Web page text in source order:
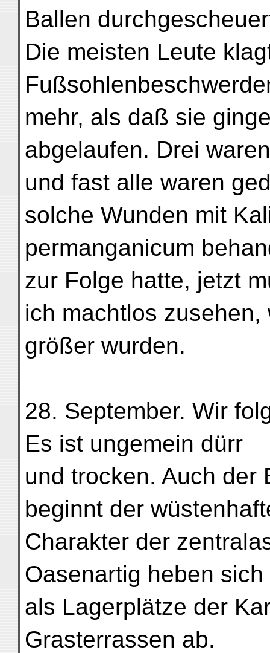
Ballen
Die meisten Leute
mehr, als daß sie
abgelaufen. Drei
und fast alle waren
solche Wunden mit
permanganicum
zur Folge hatte, jetzt
ich machtlos
größer wurden.
28. September. Wir
Es ist ungemein dürr
und trocken. Auch der
beginnt der
Charakter der
Oasenartig heben sich
als Lagerplätze der
Grasterrassen ab.